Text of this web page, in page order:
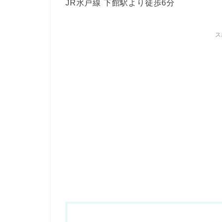
JR水戸線 下館駅より徒歩6分